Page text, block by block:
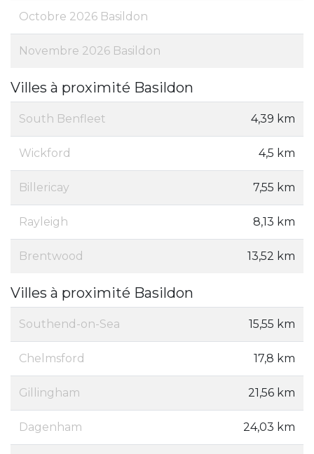
Octobre 2026 Basildon
Novembre 2026 Basildon
Villes à proximité Basildon
South Benfleet 4,39 km
Wickford 4,5 km
Billericay 7,55 km
Rayleigh 8,13 km
Brentwood 13,52 km
Villes à proximité Basildon
Southend-on-Sea 15,55 km
Chelmsford 17,8 km
Gillingham 21,56 km
Dagenham 24,03 km